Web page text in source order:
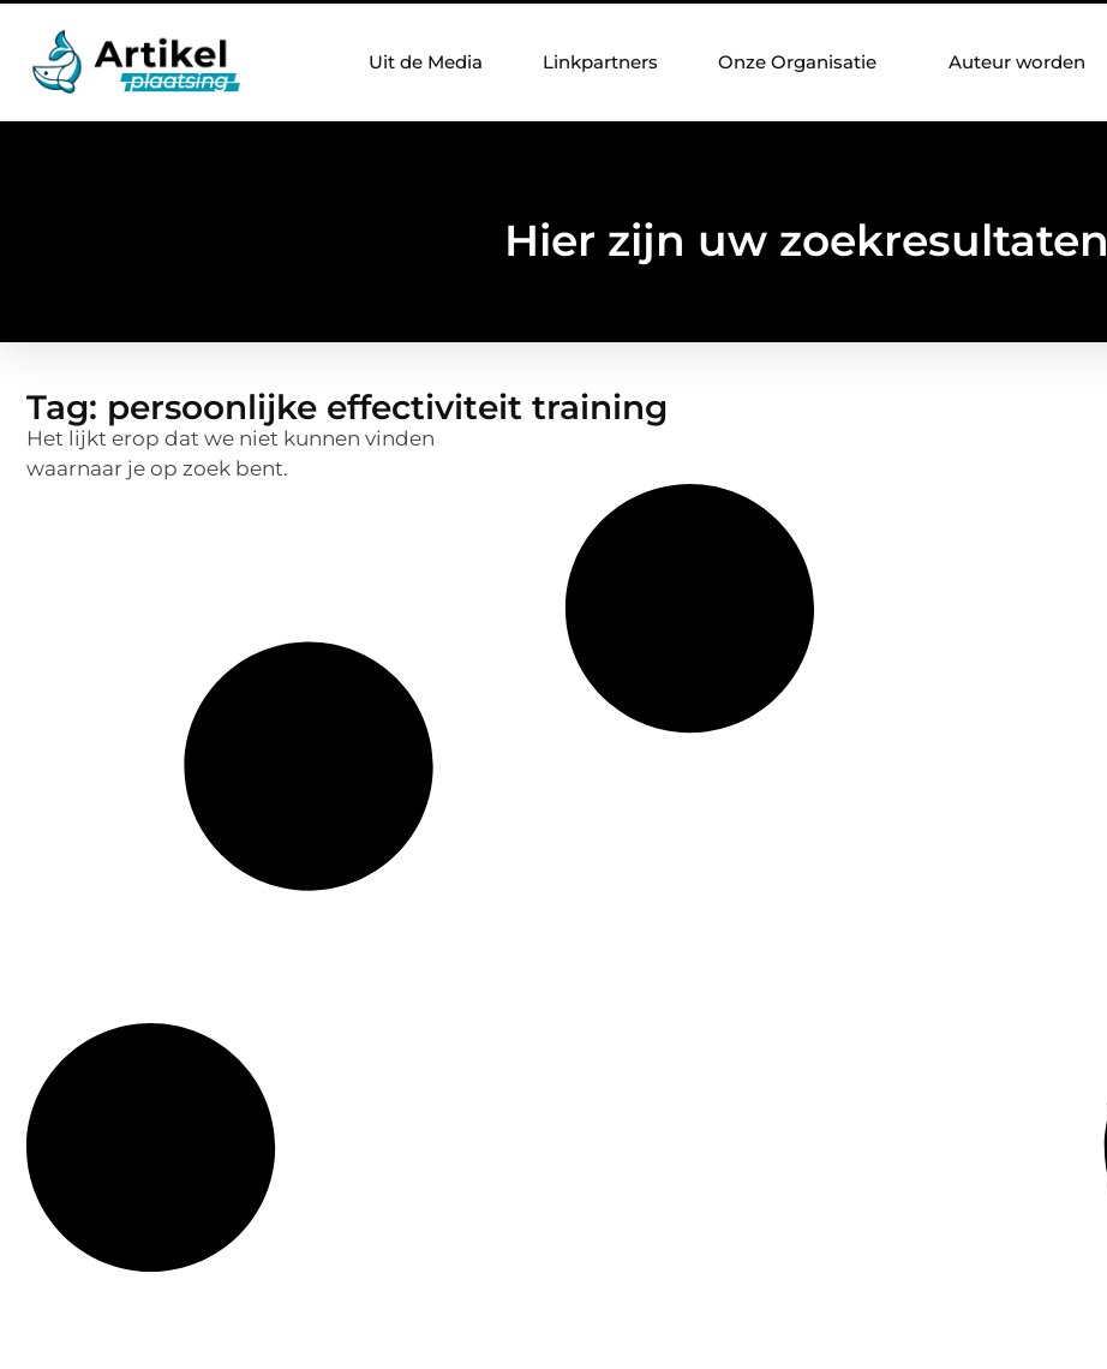
Uit de Media Linkpartners Onze Organisatie Auteur worden
Hier zijn uw zoekresultaten
Tag: persoonlijke effectiviteit training
Het lijkt erop dat we niet kunnen vinden
waarnaar je op zoek bent.